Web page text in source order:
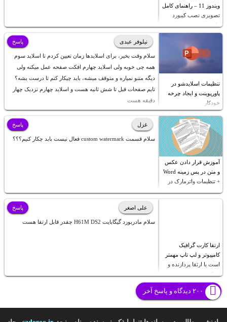
ویندوز 11 – راهنمای کامل
تصویری نصب کیبورد
فارسی
تنظیمات اسلایدشو در
پاورپوینت و ایجاد چرخه
خودکار
نیلوفر عبدی
سلام وقت بخیر، برای اسلایدها زمان تعیین کردم تا اسلاید سوم
همه چی خوبه ولی اسلاید چهارم افکت صفحه عمل میکنه ولی
دیگه متنو نمیاره و متوقف میشه، باید چیکار کنم تا درست بشه؟
تایم صفحات قبل تا شش ثانیه هست و اسلاید چهارم نزدیک چهار
دقیقه هست
پاسخ
آموزش قرار دادن عکس
و متن در پس زمینه Word
+ تنظیمات واترمارک در
غزل
سلام قسمت custom watermark فعال نیست بابد چکار کنیم؟؟؟
پاسخ
ارتقا کارت گرافیک
کامپیوتر و لپ تاپ مهمتر
است یا ارتقا پردازنده و
رم؟
علی اصغر
سلام مادربورد گیگابایت H61M DS2 چقدر قابل ارتقا هست
پاسخ
۲۰۰ دیدگاه و پاسخ آخر